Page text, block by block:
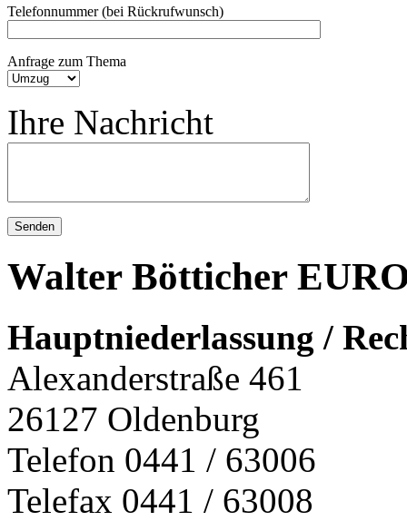
Telefonnummer (bei Rückrufwunsch)
Anfrage zum Thema
Ihre Nachricht
Walter Bötticher
Hauptniederlassung /
Alexanderstraße 461
26127 Oldenburg
Telefon 0441 / 63006
Telefax 0441 / 63008